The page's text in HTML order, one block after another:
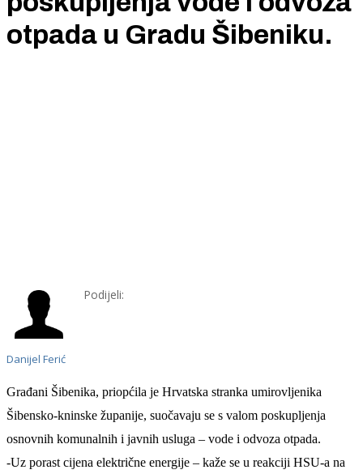
otpada u Gradu Šibeniku.
Danijel Ferić
Podijeli:
Građani Šibenika, priopćila je Hrvatska stranka umirovljenika
Šibensko-kninske županije, suočavaju se s valom poskupljenja
osnovnih komunalnih i javnih usluga – vode i odvoza otpada.
-Uz porast cijena električne energije– kaže se u reakciji HSU-a na